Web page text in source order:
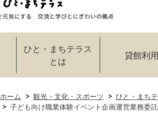
ひと・まちテラス
とは
貸館利用
ホーム 観光・文化・スポーツ ひと・まち
子ども向け職業体験イベント企画運営業務委